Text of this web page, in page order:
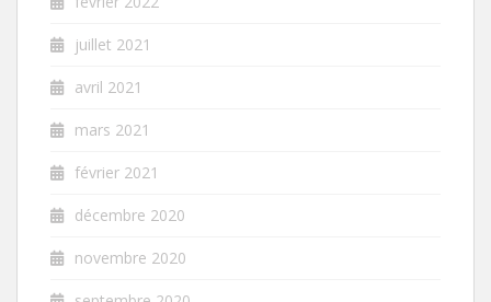
juillet 2021
avril 2021
mars 2021
février 2021
décembre 2020
novembre 2020